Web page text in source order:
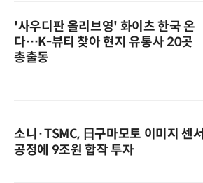
'사우디판 올리브영' 화이츠 한국 온
다…K-뷰티 찾아 현지 유통사 20곳
총출동
소니·TSMC, 日구마모토 이미지 센서
공정에 9조원 합작 투자